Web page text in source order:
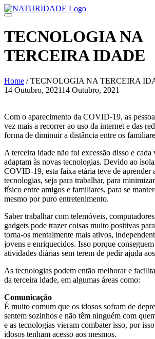
Skip
to
TECNOLOGIA NA
TERCEIRA IDADE
Home / TECNOLOGIA NA TERCEIRA
14 Outubro, 202114 Outubro, 2021
de
artigos
Com o aparecimento da COVID-19, as
vez mais a recorrer ao uso da internet e das
forma de diminuir a distância entre os
A terceira idade não foi excessão disso e cada
adaptam às novas tecnologias. Devido ao
COVID-19, esta faixa etária teve de aprender
tecnologias, seja para trabalhar, para
físico entre amigos e familiares, para se
mesmo por puro entretenimento.
Saber trabalhar com telemóveis,
gadgets pode trazer coisas muito positivas
torna-os mentalmente mais ativos,
jovens e enriquecidos. Isso porque
atividades diárias sem terem de pedir ajuda
As tecnologias podem então melhorar e
da terceira idade, em algumas áreas como:
Comunicação
É muito comum que os idosos sofram de
sentem sozinhos e não têm ninguém com
e as tecnologias vieram combater isso, por
idosos tenham acesso aos mesmos.